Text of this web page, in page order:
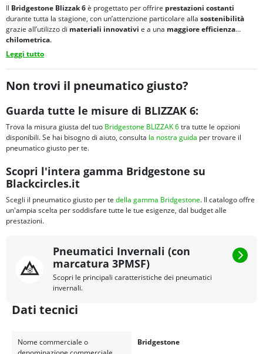
Il Bridgestone Blizzak 6è progettato per offrire prestazioni costanti
durante tutta la stagione, con un’attenzione particolare alla sostenibilità
grazie all’utilizzo di materiali innovativi e a una maggioreefficienza
chilometrica.
Leggi tutto
Non trovi il pneumatico giusto?
Guarda tutte le misure di BLIZZAK 6:
Trova la misura giusta del tuo Bridgestone BLIZZAK 6tra tutte le opzioni
disponibili. Se hai bisogno di aiuto, consulta la nostra guida per trovare il
pneumatico giusto per te.
Scopri l'intera gamma Bridgestone su
Blackcircles.it
Scegli il pneumatico giusto per te della gamma Bridgestone. Il catalogo offre
un'ampia scelta per soddisfare tutte le tue esigenze, dal budget alle
prestazioni.
Pneumatici Invernali (con
marcatura 3PMSF)
Scopri le principali caratteristiche dei pneumatici
invernali.
Dati tecnici
Nome commerciale o
Bridgestone